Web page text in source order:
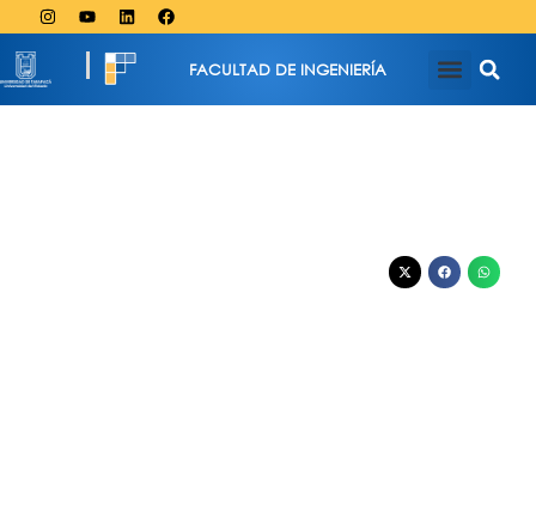
FACULTAD DE INGENIERÍA
septiembre 11, 2025
Estudiantes de la FI UTA fortalecieron